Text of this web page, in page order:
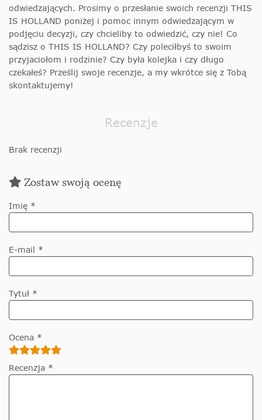
odwiedzających. Prosimy o przesłanie swoich recenzji THIS
IS HOLLAND poniżej i pomoc innym odwiedzającym w
podjęciu decyzji, czy chcieliby to odwiedzić, czy nie! Co
sądzisz o THIS IS HOLLAND? Czy poleciłbyś to swoim
przyjaciołom i rodzinie? Czy była kolejka i czy długo
czekałeś? Prześlij swoje recenzje, a my wkrótce się z Tobą
skontaktujemy!
Recenzje
Brak recenzji
Zostaw swoją ocenę
Imię *
E-mail *
Tytuł *
Ocena *
Recenzja *